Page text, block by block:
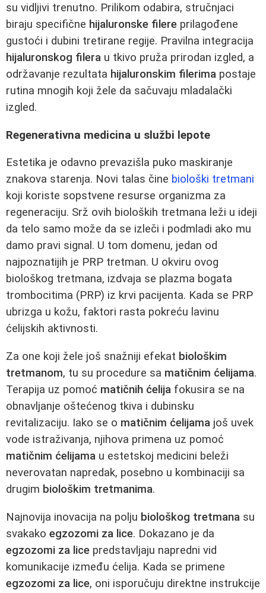
su vidljivi trenutno. Prilikom odabira, stručnjaci
biraju specifične hijaluronske filere prilagođene
gustoći i dubini tretirane regije. Pravilna integracija
hijaluronskog filera u tkivo pruža prirodan izgled, a
održavanje rezultata hijaluronskim filerima postaje
rutina mnogih koji žele da sačuvaju mladalački
izgled.
Regenerativna medicina u službi lepote
Estetika je odavno prevazišla puko maskiranje
znakova starenja. Novi talas čine biološki tretmani
koji koriste sopstvene resurse organizma za
regeneraciju. Srž ovih bioloških tretmana leži u ideji
da telo samo može da se izleči i podmladi ako mu
damo pravi signal. U tom domenu, jedan od
najpoznatijih je PRP tretman. U okviru ovog
biološkog tretmana, izdvaja se plazma bogata
trombocitima (PRP) iz krvi pacijenta. Kada se PRP
ubrizga u kožu, faktori rasta pokreću lavinu
ćelijskih aktivnosti.
Za one koji žele još snažniji efekat biološkim
tretmanom, tu su procedure sa matičnim ćelijama.
Terapija uz pomoć matičnih ćelija fokusira se na
obnavljanje oštećenog tkiva i dubinsku
revitalizaciju. Iako se o matičnim ćelijama još uvek
vode istraživanja, njihova primena uz pomoć
matičnim ćelijama u estetskoj medicini beleži
neverovatan napredak, posebno u kombinaciji sa
drugim biološkim tretmanima.
Najnovija inovacija na polju biološkog tretmana su
svakako egzozomi za lice. Dokazano je da
egzozomi za lice predstavljaju napredni vid
komunikacije između ćelija. Kada se primene
egzozomi za lice, oni isporučuju direktne instrukcije